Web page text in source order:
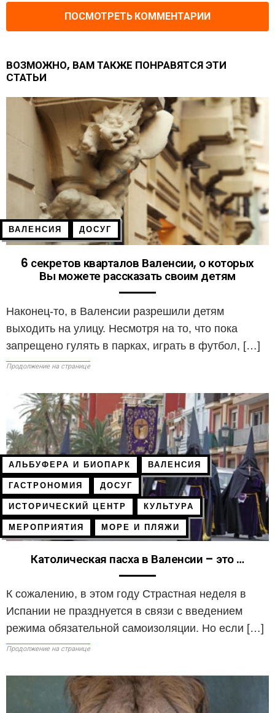
ПОСМОТРЕТЬ КОММЕНТАРИИ
ВОЗМОЖНО, ВАМ ТАКЖЕ ПОНРАВЯТСЯ ЭТИ
СТАТЬИ
ВАЛЕНСИЯ ДОСУГ
6 секретов кварталов Валенсии, о которых
Вы можете рассказать своим детям
Наконец-то, в Валенсии разрешили детям
выходить на улицу. Несмотря на то, что пока
запрещено гулять в парках, играть в футбол, […]
Продолжение на странице
АЛЬБУФЕРА И БИОПАРК ВАЛЕНСИЯ
ГАСТРОНОМИЯ ДОСУГ
ИСТОРИЧЕСКИЙ ЦЕНТР КУЛЬТУРА
МЕРОПРИЯТИЯ МОРЕ И ПЛЯЖИ
Католическая пасха в Валенсии – это …
К сожалению, в этом году Страстная неделя в
Испании не празднуется в связи с введением
режима обязательной самоизоляции. Но если […]
Продолжение на странице